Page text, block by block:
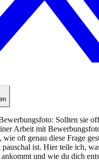
Sollten sie
Arbeit mit
wie oft genau diese Frage
ist. Hier teile ich,
und wie du dich